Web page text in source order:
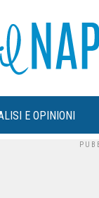
E OPINIONI